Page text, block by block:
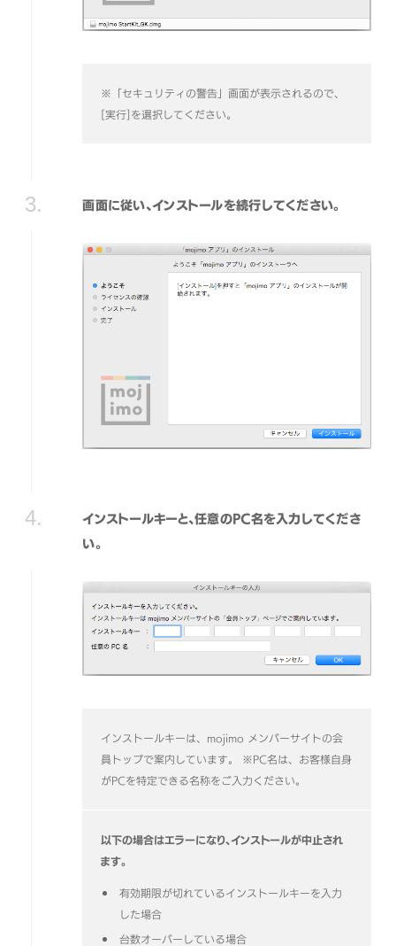
※「セキュリティの警告」画面が表示されるので、
[実行]を選択してください。
画面に従い、インストールを続行してください。
インストールキーと、任意のPC名を入力してくださ
い。
インストールキーは、mojimo メンバーサイトの会
員トップで案内しています。
※PC名は、お客様自身
がPCを特定できる名称をご入力ください。
以下の場合はエラーになり、インストールが中止され
ます。
有効期限が切れているインストールキーを入力
した場合
台数オーバーしている場合